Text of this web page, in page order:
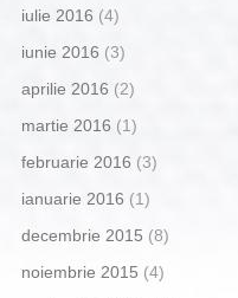
iulie 2016 (4)
iunie 2016 (3)
aprilie 2016 (2)
martie 2016 (1)
februarie 2016 (3)
ianuarie 2016 (1)
decembrie 2015 (8)
noiembrie 2015 (4)